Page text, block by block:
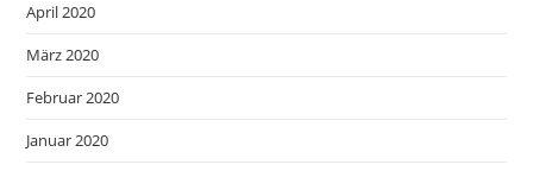
April 2020
März 2020
Februar 2020
Januar 2020